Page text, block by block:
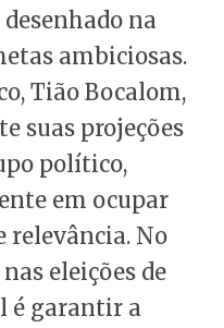
na
ambiciosas.
Tião Bocalom,
suas projeções
político,
em ocupar
relevância. No
eleições de
é garantir a